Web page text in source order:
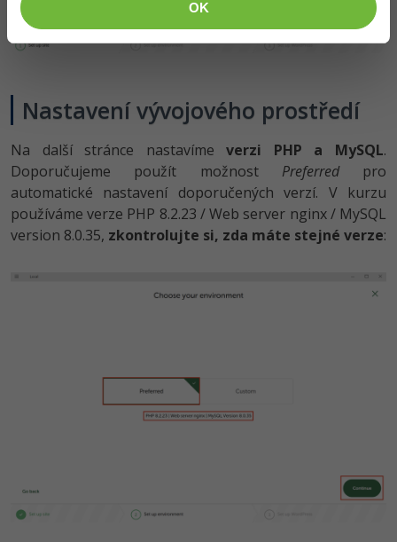
OK
Nastavení vývojového prostředí
Na další stránce nastavímeverzi PHP a MySQL.
Doporučujeme použít možnost Preferredpro
automatické nastavení doporučených verzí. V kurzu
používáme verze PHP 8.2.23 / Web server nginx / MySQL
version 8.0.35, zkontrolujte si, zda máte stejné verze: